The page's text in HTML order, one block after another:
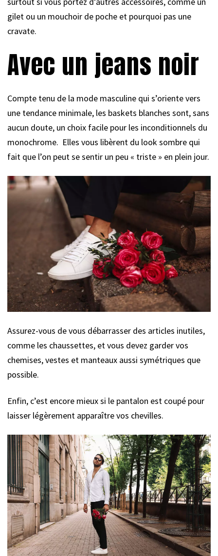
gilet ou un mouchoir de poche et pourquoi pas une
cravate.
Avec un jeans noir
Compte tenu de la mode masculine qui s’oriente vers
une tendance minimale, les baskets blanches sont, sans
aucun doute, un choix facile pour les inconditionnels du
monochrome. Elles vous libèrent du look sombre qui
fait que l’on peut se sentir un peu « triste » en plein jour.
Assurez-vous de vous débarrasser des articles inutiles,
comme les chaussettes, et vous devez garder vos
chemises, vestes et manteaux aussi symétriques que
possible.
Enfin, c’est encore mieux si le pantalon est coupé pour
laisser légèrement apparaître vos chevilles.